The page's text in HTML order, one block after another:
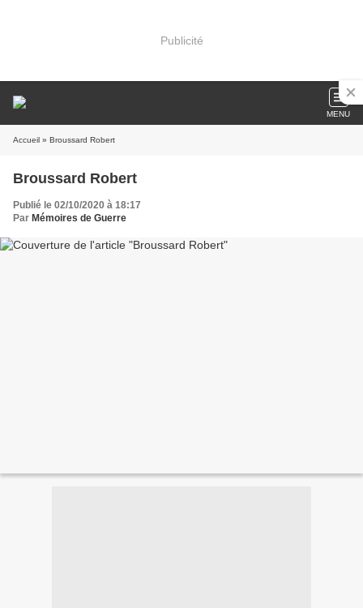
Publicité
MENU
Accueil » Broussard Robert
Broussard Robert
Publié le 02/10/2020 à 18:17
Par Mémoires de Guerre